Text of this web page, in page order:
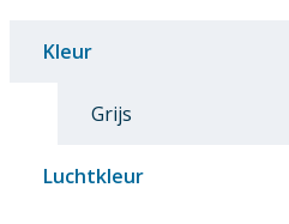
Kleur
Grijs
Luchtkleur